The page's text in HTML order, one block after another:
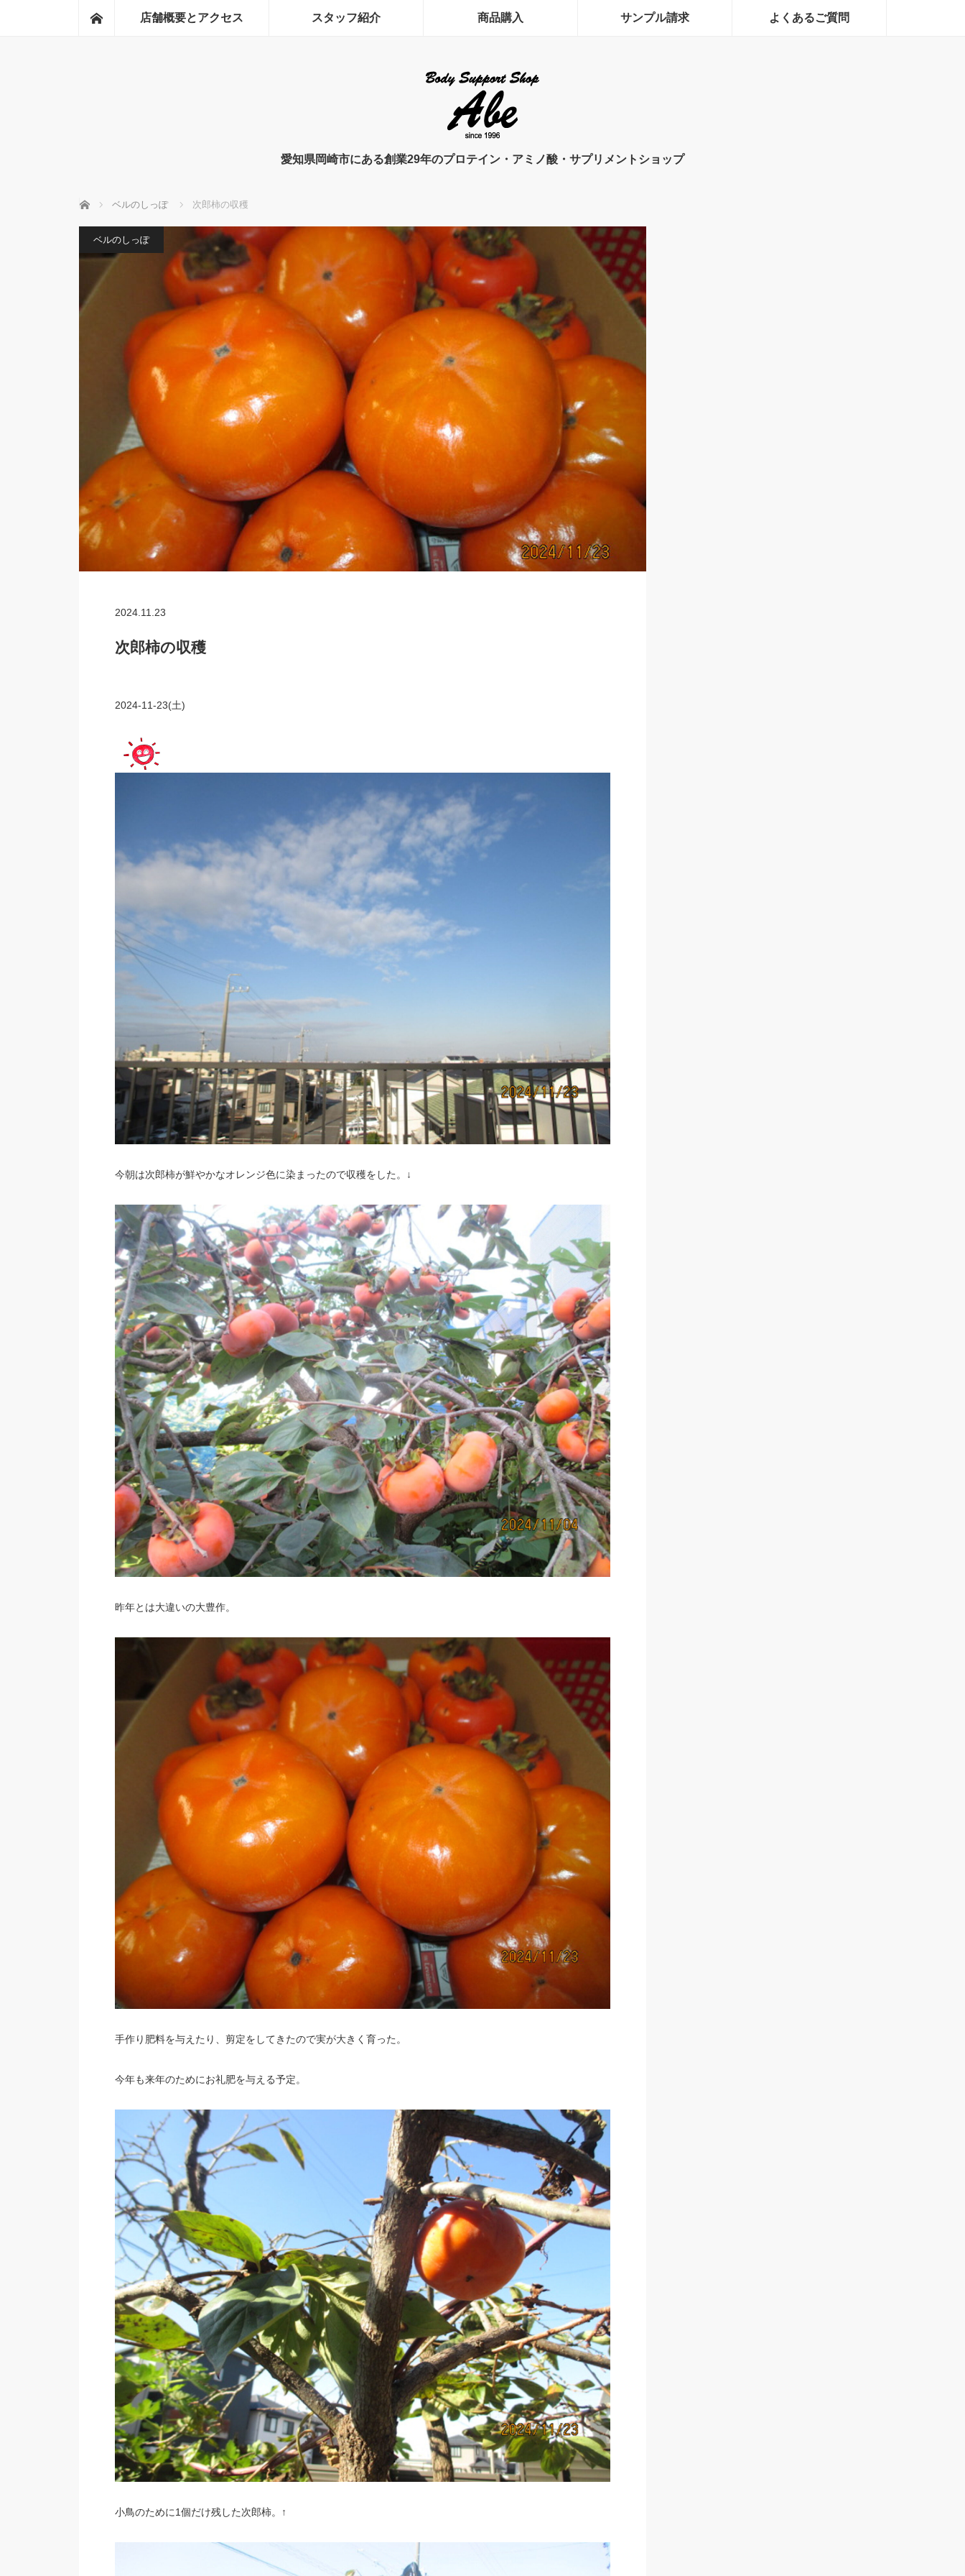
ホーム店舗概要とアクセス スタッフ紹介 商品購入 サンプル請求 よくあるご質問
愛知県岡崎市にある創業29年のプロテイン・アミノ酸・サプリメントショップ
ホーム ベルのしっぽ 次郎柿の収穫
ベルのしっぽ
2024.11.23
次郎柿の収穫
2024-11-23(土)
今朝は次郎柿が鮮やかなオレンジ色に染まったので収穫をした。↓
昨年とは大違いの大豊作。
手作り肥料を与えたり、剪定をしてきたので実が大きく育った。
今年も来年のためにお礼肥を与える予定。
小鳥のために1個だけ残した次郎柿。↑